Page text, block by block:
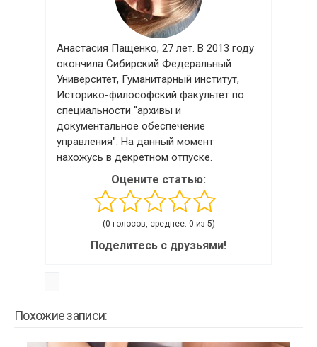
Анастасия Пащенко, 27 лет. В 2013 году
окончила Сибирский Федеральный
Университет, Гуманитарный институт,
Историко-философский факультет по
специальности "архивы и
документальное обеспечение
управления". На данный момент
нахожусь в декретном отпуске.
Оцените статью:
(0 голосов, среднее: 0 из 5)
Поделитесь с друзьями!
Похожие записи: